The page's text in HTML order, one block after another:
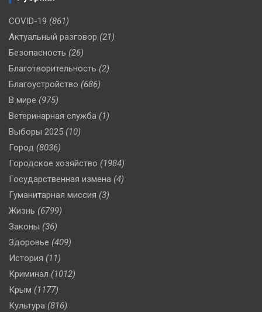
COVID-19 (861)
Актуальный разговор (21)
Безопасность (26)
Благотворительность (2)
Благоустройство (686)
В мире (975)
Ветеринарная служба (1)
Выборы 2025 (10)
Город (8036)
Городское хозяйство (1984)
Государственная измена (4)
Гуманитарная миссия (3)
Жизнь (6799)
Законы (36)
Здоровье (409)
История (11)
Криминал (1012)
Крым (1177)
Культура (816)